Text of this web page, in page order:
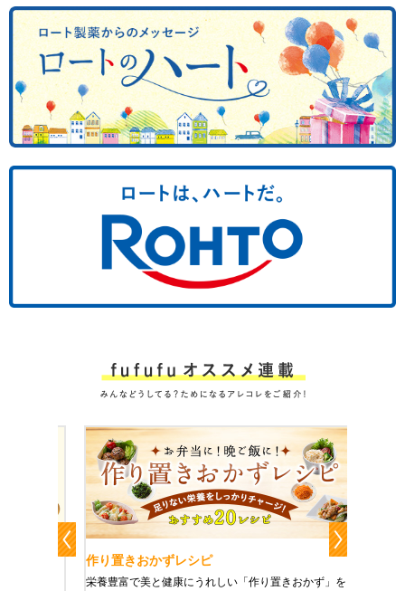
作り置きおかずレシピ
栄養豊富で美と健康にうれしい「作り置きおかず」を